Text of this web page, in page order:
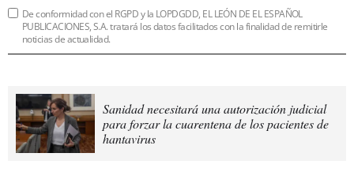
De conformidad con el RGPD y la LOPDGDD, EL LEÓN DE EL ESPAÑOL
PUBLICACIONES, S.A. tratará los datos facilitados con la finalidad de remitirle
noticias de actualidad.
Sanidad necesitará una autorización judicial
para forzar la cuarentena de los pacientes de
hantavirus